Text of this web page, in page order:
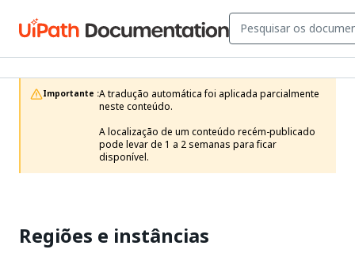
Importante :A tradução automática foi aplicada parcialmente
neste conteúdo.
A localização de um conteúdo recém-publicado
pode levar de 1 a 2 semanas para ficar
disponível.
Regiões e instâncias